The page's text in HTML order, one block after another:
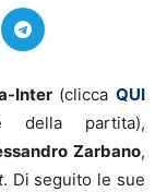
Inter(clicca QUI
della partita),
Zarbano,
. Di seguito le sue